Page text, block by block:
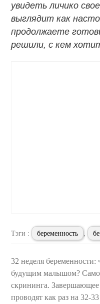
увидеть личико
выглядит как
продолжаете
решили, с кем
Тэги : беременность
32 неделя беременности:
будущим малышом?
скрининга. Завершающее
проводят как раз на 32-